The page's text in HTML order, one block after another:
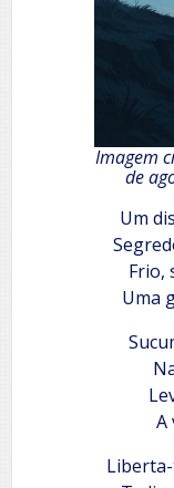
Imagem
de
Um
Frio,
Uma
A